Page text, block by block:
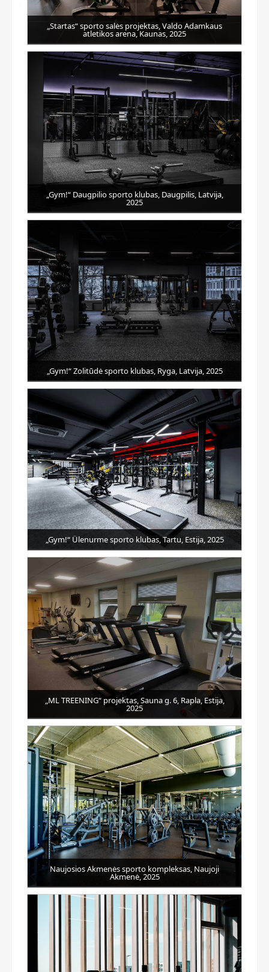
„Startas“ sporto salės projektas, Valdo Adamkaus
atletikos arena, Kaunas, 2025
„Gym!“ Daugpilio sporto klubas, Daugpilis, Latvija,
2025
„Gym!“ Zolitūdė sporto klubas, Ryga, Latvija, 2025
„Gym!“ Ülenurme sporto klubas, Tartu, Estija, 2025
„ML TREENING“ projektas, Sauna g. 6, Rapla, Estija,
2025
Naujosios Akmenės sporto kompleksas, Naujoji
Akmenė, 2025